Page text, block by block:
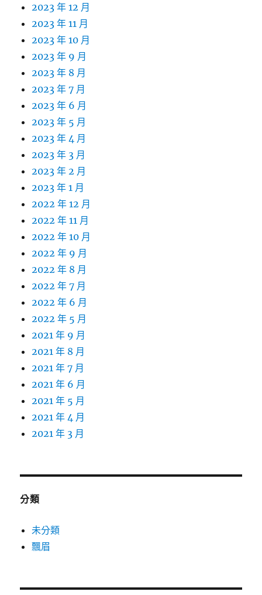
2023 年 12 月
2023 年 11 月
2023 年 10 月
2023 年 9 月
2023 年 8 月
2023 年 7 月
2023 年 6 月
2023 年 5 月
2023 年 4 月
2023 年 3 月
2023 年 2 月
2023 年 1 月
2022 年 12 月
2022 年 11 月
2022 年 10 月
2022 年 9 月
2022 年 8 月
2022 年 7 月
2022 年 6 月
2022 年 5 月
2021 年 9 月
2021 年 8 月
2021 年 7 月
2021 年 6 月
2021 年 5 月
2021 年 4 月
2021 年 3 月
分類
未分類
飄眉